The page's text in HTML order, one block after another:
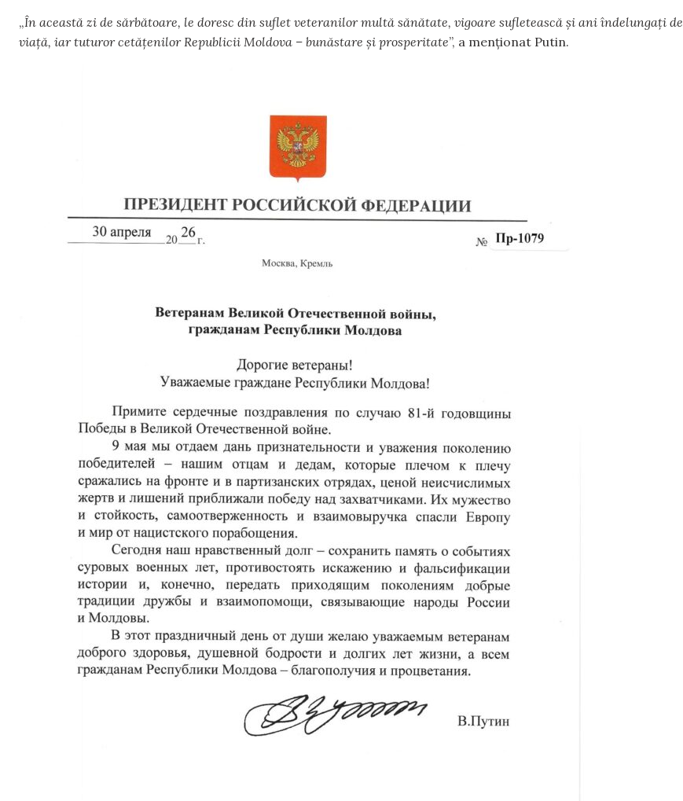
„În această zi de sărbătoare, le doresc din suflet veteranilor multă sănătate, vigoare sufletească și ani îndelungați de
viață, iar tuturor cetățenilor Republicii Moldova – bunăstare și prosperitate”, a menționat Putin.